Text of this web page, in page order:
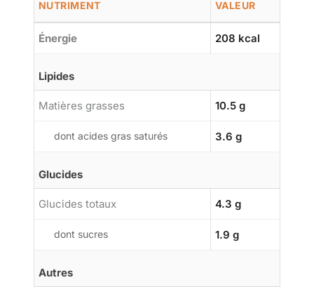
NUTRIMENT VALEUR
Énergie 208 kcal
Lipides
Matières grasses 10.5 g
dont acides gras saturés 3.6 g
Glucides
Glucides totaux 4.3 g
dont sucres 1.9 g
Autres